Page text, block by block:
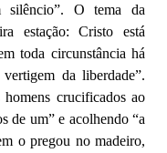
silêncio”. O tema da
estação: Cristo está
toda circunstância há
da liberdade”.
homens crucificados ao
de um” e acolhendo “a
o pregou no madeiro,